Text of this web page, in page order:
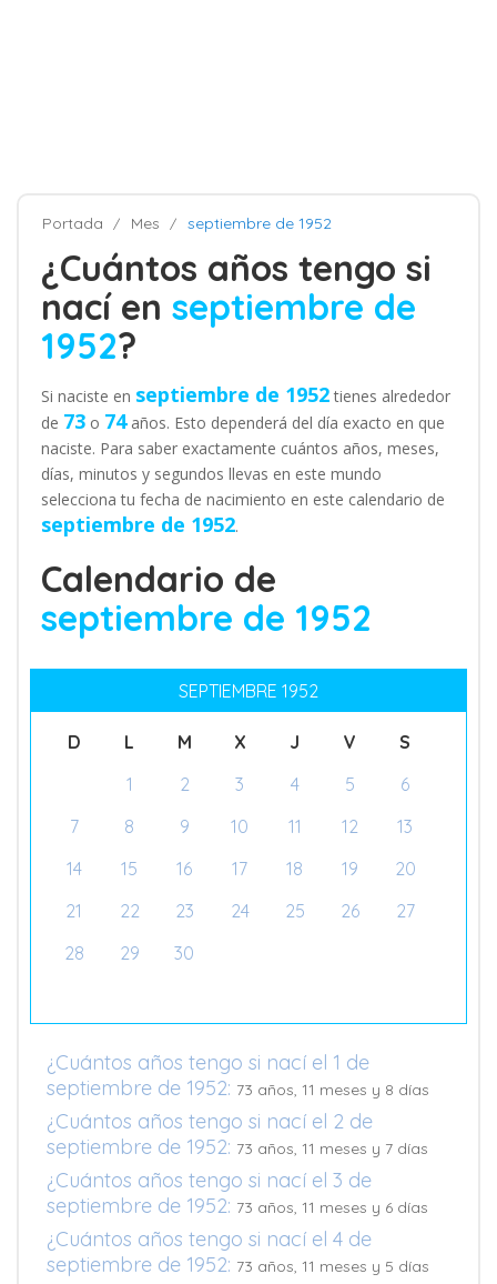
Portada Mes septiembre de 1952
¿Cuántos años tengo si
nací en septiembre de
1952?
Si naciste en septiembre de 1952tienes alrededor
de 73 o 74años. Esto dependerá del día exacto en que
naciste. Para saber exactamente cuántos años, meses,
días, minutos y segundos llevas en este mundo
selecciona tu fecha de nacimiento en este calendario de
septiembre de 1952.
Calendario de
septiembre de 1952
SEPTIEMBRE 1952
D L M X J V
S
1
2 3 4 5
6
7
8 9 10 11 12
13
14
15 16 17 18 19
20
21
22 23 24 25 26
27
28
29 30
¿Cuántos años tengo si nací el 1 de
septiembre de 1952: 73 años, 11 meses y 8 días
¿Cuántos años tengo si nací el 2 de
septiembre de 1952: 73 años, 11 meses y 7 días
¿Cuántos años tengo si nací el 3 de
septiembre de 1952: 73 años, 11 meses y 6 días
¿Cuántos años tengo si nací el 4 de
septiembre de 1952: 73 años, 11 meses y 5 días